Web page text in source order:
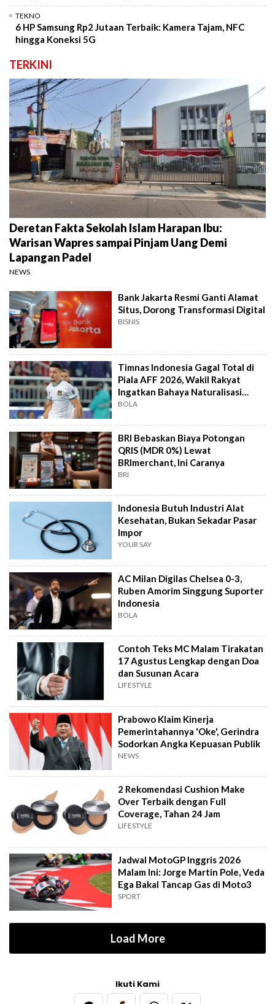
TEKNO
6 HP Samsung Rp2 Jutaan Terbaik: Kamera Tajam, NFC
hingga Koneksi 5G
TERKINI
Deretan Fakta Sekolah Islam Harapan Ibu:
Warisan Wapres sampai Pinjam Uang Demi
Lapangan Padel
NEWS
Bank Jakarta Resmi Ganti Alamat
Situs, Dorong Transformasi Digital
BISNIS
Timnas Indonesia Gagal Total di
Piala AFF 2026, Wakil Rakyat
Ingatkan Bahaya Naturalisasi
Instan
BOLA
BRI Bebaskan Biaya Potongan
QRIS (MDR 0%) Lewat
BRImerchant, Ini Caranya
BRI
Indonesia Butuh Industri Alat
Kesehatan, Bukan Sekadar Pasar
Impor
YOUR SAY
AC Milan Digilas Chelsea 0-3,
Ruben Amorim Singgung Suporter
Indonesia
BOLA
Contoh Teks MC Malam Tirakatan
17 Agustus Lengkap dengan Doa
dan Susunan Acara
LIFESTYLE
Prabowo Klaim Kinerja
Pemerintahannya 'Oke', Gerindra
Sodorkan Angka Kepuasan Publik
NEWS
2 Rekomendasi Cushion Make
Over Terbaik dengan Full
Coverage, Tahan 24 Jam
LIFESTYLE
Jadwal MotoGP Inggris 2026
Malam Ini: Jorge Martin Pole, Veda
Ega Bakal Tancap Gas di Moto3
SPORT
Load More
Ikuti Kami